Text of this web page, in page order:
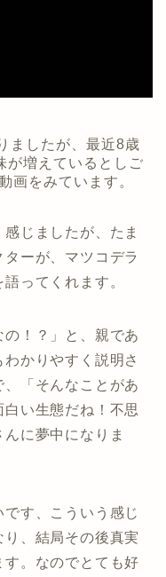
ましたが、最近8歳
が増えているとしご
画をみています。
じましたが、たま
ーが、マツコデラ
ってくれます。
！？」と、親であ
かりやすく説明さ
「そんなことがあ
い生態だね！不思
に夢中になりま
す、こういう感じ
、結局その後真実
。なのでとても好